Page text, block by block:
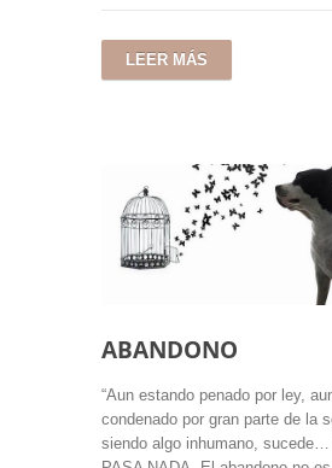
LEER MÁS
ABANDONO
“Aun estando penado por ley,
condenado por gran parte de la
siendo algo inhumano,